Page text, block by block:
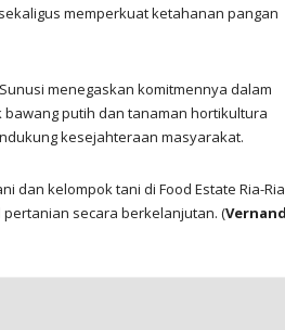
memperkuat ketahanan pangan
menegaskan komitmennya dalam
putih dan tanaman hortikultura
kesejahteraan masyarakat.
dan kelompok tani di Food Estate Ria-Ria
secara berkelanjutan. (